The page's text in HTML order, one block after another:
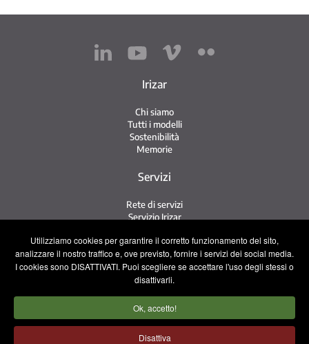
Utilizziamo cookies per garantire il corretto funzionamento del sito,
analizzare il nostro traffico e, ove previsto, fornire i servizi dei social media.
I cookies sono DISATTIVATI. Puoi scegliere se accettare l'uso degli stessi o
disattivarli.
Ok, accetto!
Disattiva
Irizar
Chi siamo
Tutti i modelli
Sostenibilità
Memorie
Servizi
Rete di servizi
Servizio Irizar
Usati
Contatto
Contatto
Lavora con noi
Squadra commerciale